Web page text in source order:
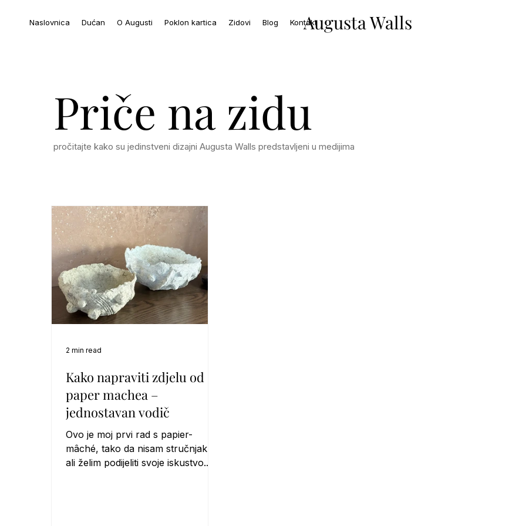
Naslovnica Dućan O Augusti Poklon kartica Zidovi Blog KontaktAugusta Walls
Priče na zidu
pročitajte kako su jedinstveni dizajni Augusta Walls predstavljeni u medijima
Kako napraviti zdjelu od
paper machea –
jednostavan vodič
Ovo je moj prvi rad s papier-
mâché, tako da nisam stručnjak,
ali želim podijeliti svoje iskustvo.
2 min read